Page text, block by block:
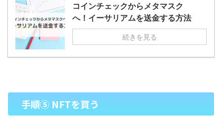
コインチェックからメタマスク
へ！イーサリアムを送金する方法
続きを見る
手順⑤ NFTを買う